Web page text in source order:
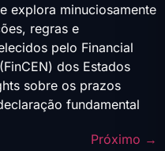
explora minuciosamente
regras e
pelo Financial
dos Estados
sobre os prazos
fundamental
Próximo →